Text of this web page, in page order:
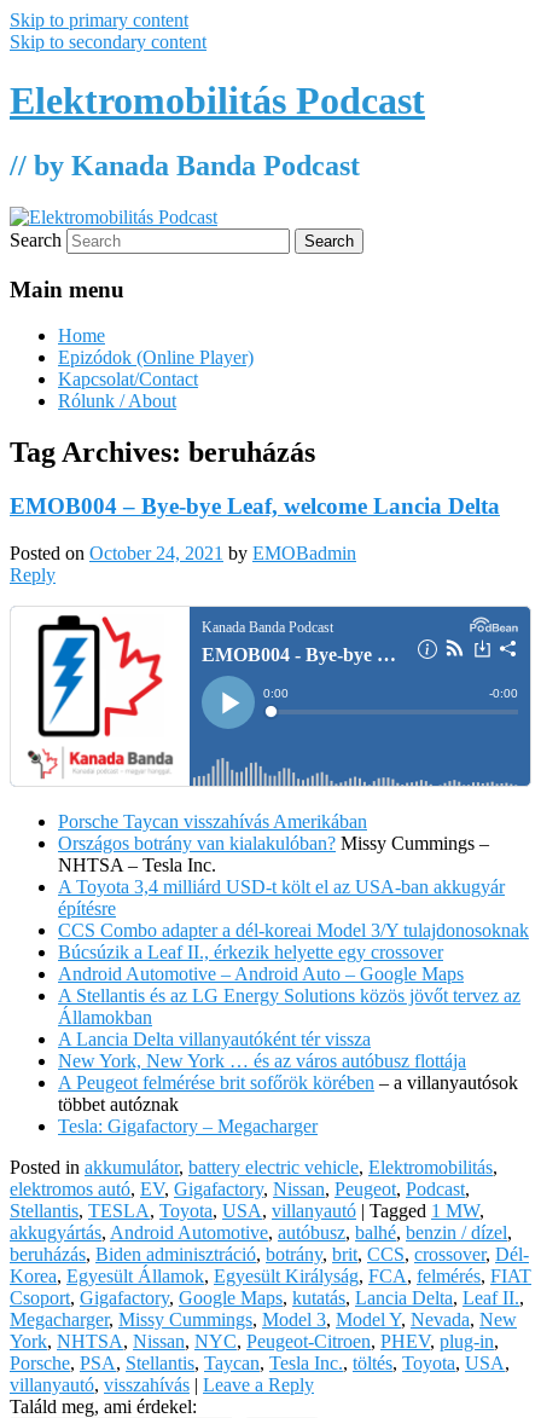
Skip to primary content
Skip to secondary content
Elektromobilitás Podcast
// by Kanada Banda Podcast
Search
Main menu
Home
Epizódok (Online Player)
Kapcsolat/Contact
Rólunk / About
Tag Archives: beruházás
EMOB004 – Bye-bye Leaf, welcome Lancia Delta
Posted on October 24, 2021 by EMOBadmin
Reply
Porsche Taycan visszahívás Amerikában
Országos botrány van kialakulóban? Missy Cummings –
NHTSA – Tesla Inc.
A Toyota 3,4 milliárd USD-t költ el az USA-ban akkugyár
építésre
CCS Combo adapter a dél-koreai Model 3/Y tulajdonosoknak
Búcsúzik a Leaf II., érkezik helyette egy crossover
Android Automotive – Android Auto – Google Maps
A Stellantis és az LG Energy Solutions közös jövőt tervez az
Államokban
A Lancia Delta villanyautóként tér vissza
New York, New York … és az város autóbusz flottája
A Peugeot felmérése brit sofőrök körében – a villanyautósok
többet autóznak
Tesla: Gigafactory – Megacharger
Posted in akkumulátor, battery electric vehicle, Elektromobilitás,
elektromos autó, EV, Gigafactory, Nissan, Peugeot, Podcast,
Stellantis, TESLA, Toyota, USA, villanyautó | Tagged 1 MW,
akkugyártás, Android Automotive, autóbusz, balhé, benzin / dízel,
beruházás, Biden adminisztráció, botrány, brit, CCS, crossover, Dél-
Korea, Egyesült Államok, Egyesült Királyság, FCA, felmérés, FIAT
Csoport, Gigafactory, Google Maps, kutatás, Lancia Delta, Leaf II.,
Megacharger, Missy Cummings, Model 3, Model Y, Nevada, New
York, NHTSA, Nissan, NYC, Peugeot-Citroen, PHEV, plug-in,
Porsche, PSA, Stellantis, Taycan, Tesla Inc., töltés, Toyota, USA,
villanyautó, visszahívás | Leave a Reply
Találd meg, ami érdekel: